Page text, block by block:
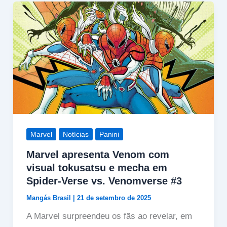
Marvel Notícias Panini
Marvel apresenta Venom com
visual tokusatsu e mecha em
Spider-Verse vs. Venomverse #3
Mangás Brasil 21 de setembro de 2025
A Marvel surpreendeu os fãs ao revelar, em